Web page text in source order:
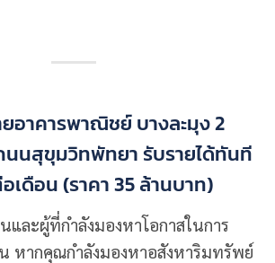
อาคารพาณิชย์ บางละมุง 2
นสุขุมวิทพัทยา รับรายได้ทันที
ดือน (ราคา 35 ล้านบาท)
ละผู้ที่กำลังมองหาโอกาสในการ
หากคุณกำลังมองหาอสังหาริมทรัพย์